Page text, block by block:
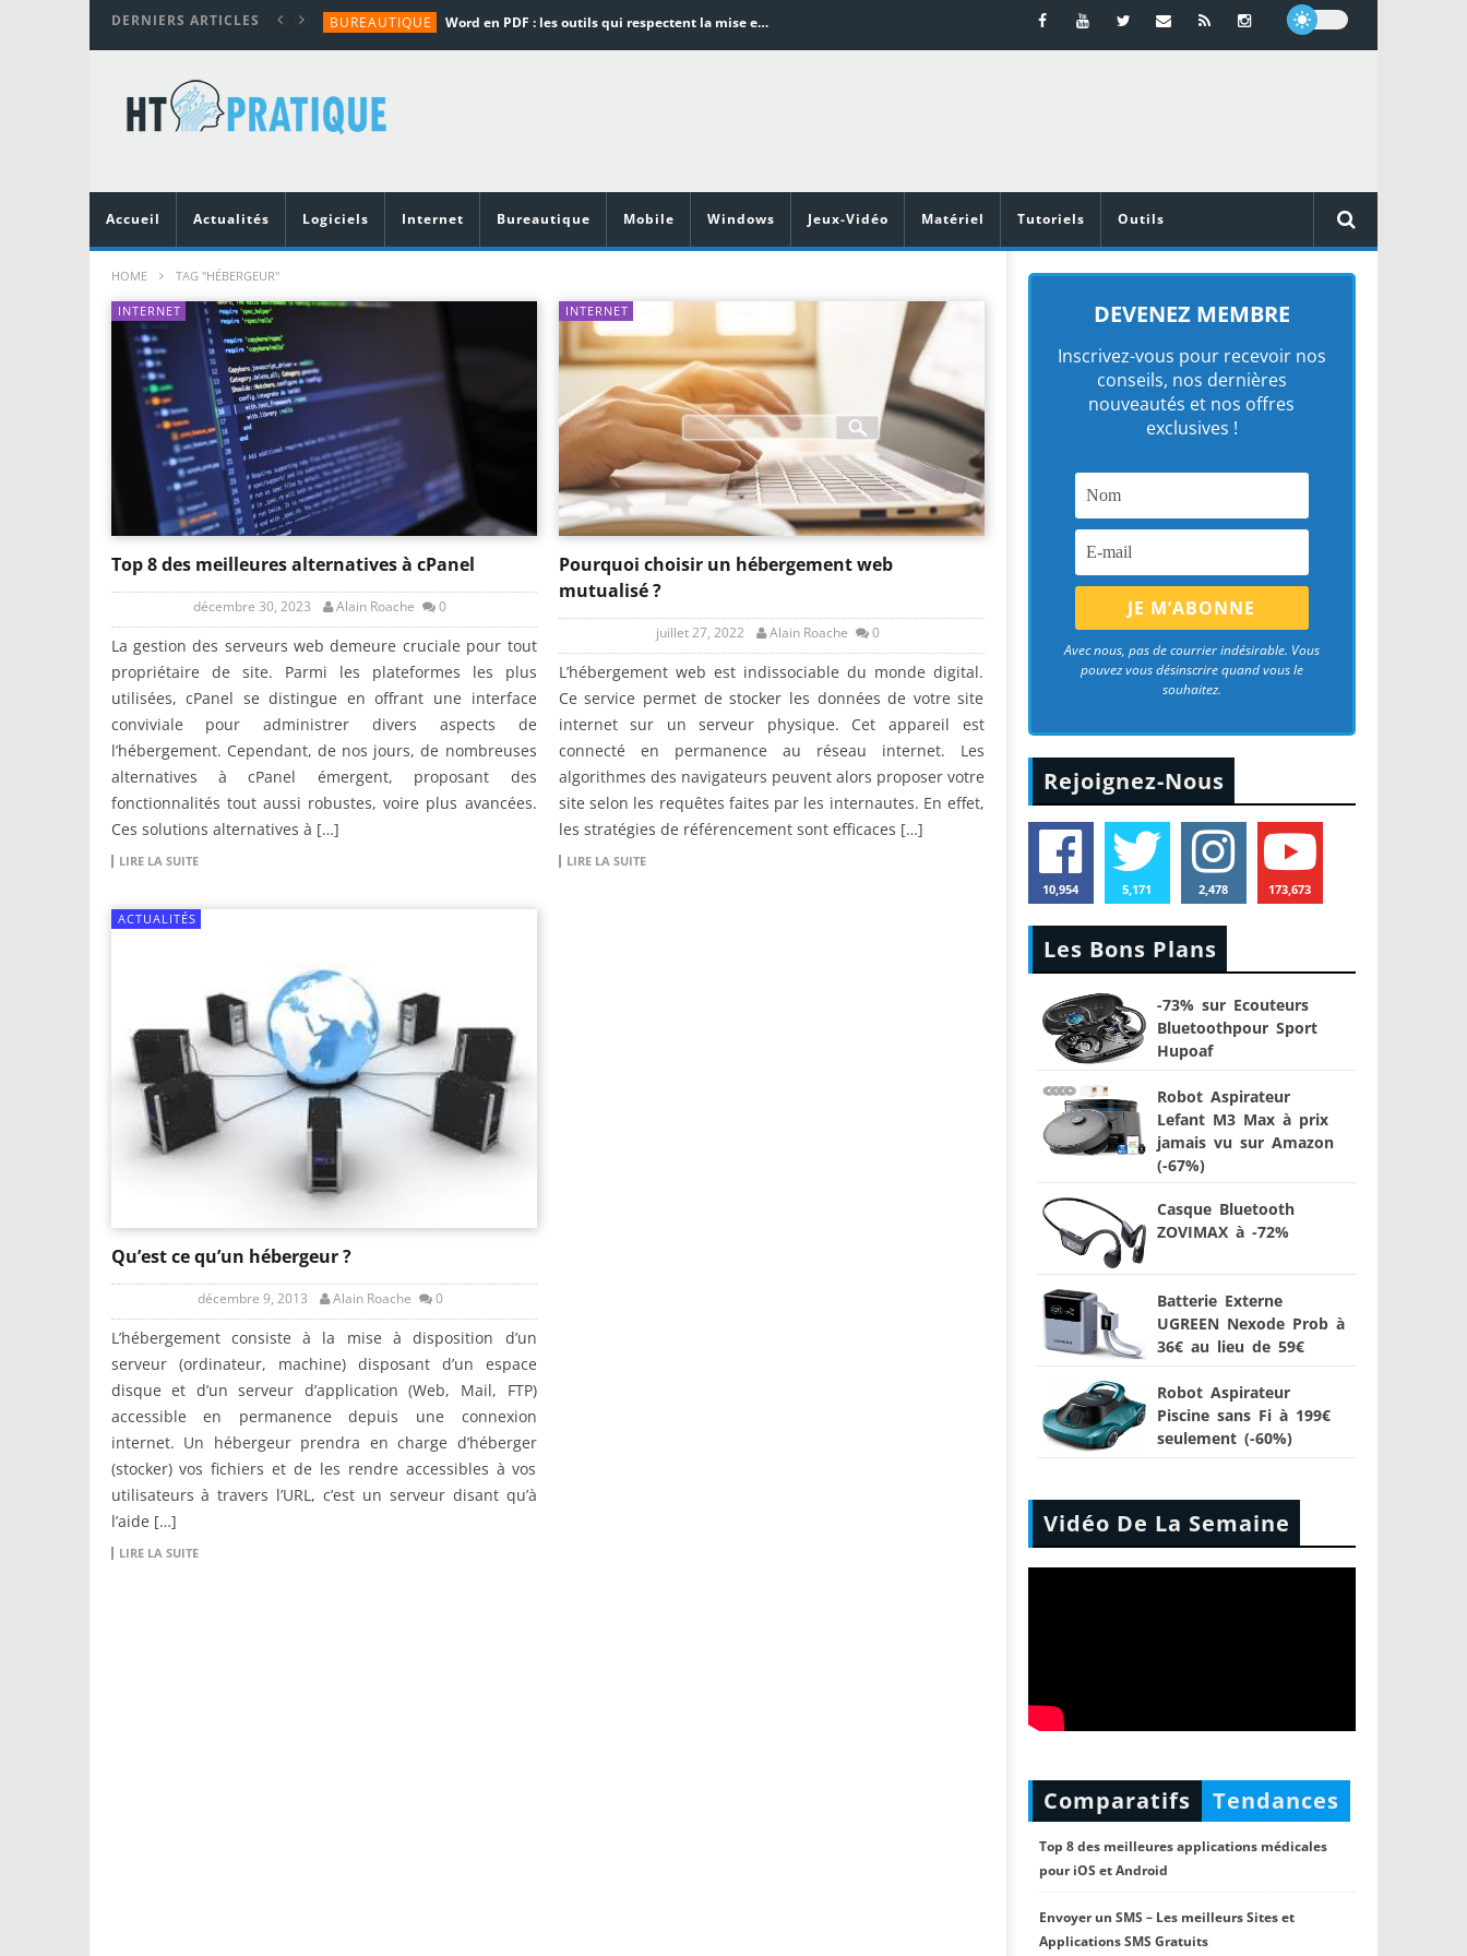
DERNIERS ARTICLES BUREAUTIQUE Word en PDF : les outils qui respectent la mise en page
TUTORIALS
MATÉRIEL
Vidéoprojecteurs Asus : Top 6 des meilleurs modèles de la marque
Accueil
Actualités Logiciels Internet Bureautique Mobile Windows Jeux-Vidéo Matériel Tutoriels Outils
HOME TAG "HÉBERGEUR"
INTERNET
Top 8 des meilleures alternatives à cPanel
décembre 30, 2023 Alain Roache 0
La gestion des serveurs web demeure cruciale pour tout
propriétaire de site. Parmi les plateformes les plus
utilisées, cPanel se distingue en offrant une interface
conviviale pour administrer divers aspects de
l’hébergement. Cependant, de nos jours, de nombreuses
alternatives à cPanel émergent, proposant des
fonctionnalités tout aussi robustes, voire plus avancées.
Ces solutions alternatives à […]
LIRE LA SUITE
INTERNET
Pourquoi choisir un hébergement web
mutualisé ?
juillet 27, 2022 Alain Roache 0
L’hébergement web est indissociable du monde digital.
Ce service permet de stocker les données de votre site
internet sur un serveur physique. Cet appareil est
connecté en permanence au réseau internet. Les
algorithmes des navigateurs peuvent alors proposer votre
site selon les requêtes faites par les internautes. En effet,
les stratégies de référencement sont efficaces […]
LIRE LA SUITE
ACTUALITÉS
Qu’est ce qu’un hébergeur ?
décembre 9, 2013 Alain Roache 0
L’hébergement consiste à la mise à disposition d’un
serveur (ordinateur, machine) disposant d’un espace
disque et d’un serveur d’application (Web, Mail, FTP)
accessible en permanence depuis une connexion
internet. Un hébergeur prendra en charge d’héberger
(stocker) vos fichiers et de les rendre accessibles à vos
utilisateurs à travers l’URL, c’est un serveur disant qu’à
l’aide […]
LIRE LA SUITE
DEVENEZ MEMBRE
Inscrivez-vous pour recevoir nos
conseils, nos dernières
nouveautés et nos offres
exclusives !
Avec nous, pas de courrier indésirable. Vous
pouvez vous désinscrire quand vous le
souhaitez.
Rejoignez-Nous
10,954 5,171 2,478 173,673
Les Bons Plans
-73% sur Ecouteurs
Bluetoothpour Sport
Hupoaf
Robot Aspirateur
Lefant M3 Max à prix
jamais vu sur Amazon
(-67%)
Casque Bluetooth
ZOVIMAX à -72%
Batterie Externe
UGREEN Nexode Prob à
36€ au lieu de 59€
Robot Aspirateur
Piscine sans Fi à 199€
seulement (-60%)
Vidéo De La Semaine
Comparatifs Tendances
Top 8 des meilleures applications médicales
pour iOS et Android
Envoyer un SMS – Les meilleurs Sites et
Applications SMS Gratuits